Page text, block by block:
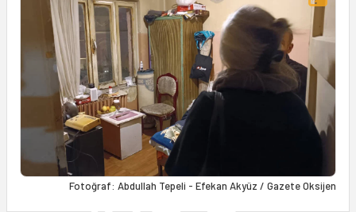
Fotoğraf: Abdullah Tepeli - Efekan Akyüz / Gazete Oksijen